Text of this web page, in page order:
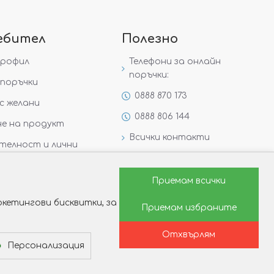
желани
на продукт
и лични
Полезно
Телефони за онлайн
поръчки:
0888 870 173
0888 806 144
Всички контакти
Защо да изберете Victoria
Как да изберем годежен
бисквитки, за
Персонализация
Приемам всички
Приемам избраните
Отхвърлям